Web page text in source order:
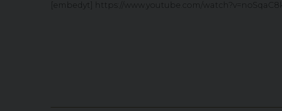
[embedyt] https://www.youtube.com/